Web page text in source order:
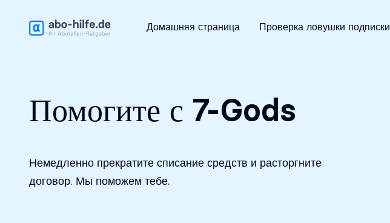
Домашняя страница Проверка ловушки подписки
Помогите с 7-Gods
Немедленно прекратите списание средств и расторгните
договор. Мы поможем тебе.